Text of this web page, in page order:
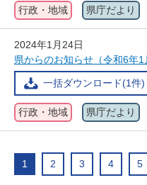
行政・地域 県庁だより
2024年1月24日
県からのお知らせ（令和6年1
一括ダウンロード(1件)
行政・地域 県庁だより
1 2 3 4 5